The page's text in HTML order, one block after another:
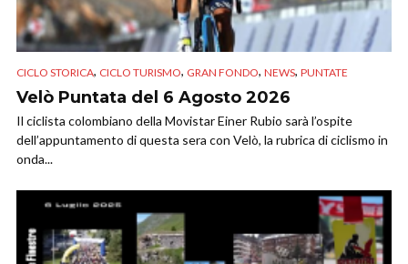
CICLO STORICA, CICLO TURISMO, GRAN FONDO, NEWS, PUNTATE
Velò Puntata del 6 Agosto 2026
Il ciclista colombiano della Movistar Einer Rubio sarà l’ospite
dell’appuntamento di questa sera con Velò, la rubrica di ciclismo in
onda...